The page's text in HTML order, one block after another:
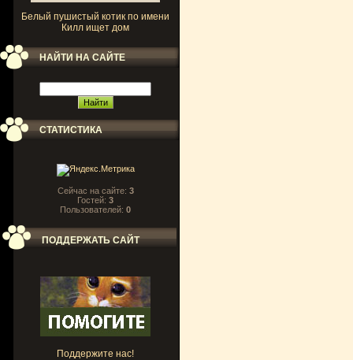
Белый пушистый котик по имени
Килл ищет дом
НАЙТИ НА САЙТЕ
СТАТИСТИКА
Сейчас на сайте: 3
Гостей: 3
Пользователей: 0
ПОДДЕРЖАТЬ САЙТ
Поддержите нас!